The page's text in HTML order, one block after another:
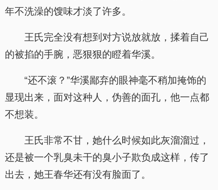
年不洗澡的馊味才淡了许多。
王氏完全没有想到对方说放就放，揉着自己
的被掐的手腕，恶狠狠的瞪着华溪。
“还不滚？”华溪鄙弃的眼神毫不稍加掩饰的
显现出来，面对这种人，伪善的面孔，他一点都
不想装。
王氏非常不甘，她什么时候如此灰溜溜过，
还是被一个乳臭未干的臭小子欺负成这样，传了
出去，她王春华还有没有脸面了。